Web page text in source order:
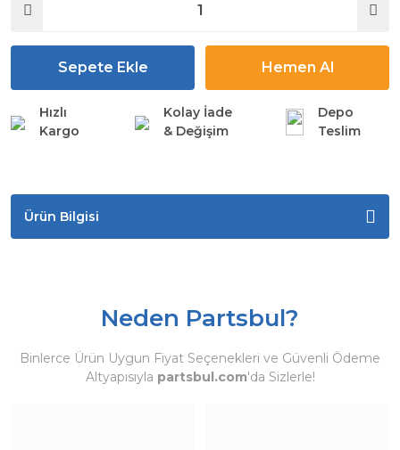
Sepete Ekle Hemen Al
Hızlı
Kargo
Kolay İade
& Değişim
Depo
Teslim
Ürün Bilgisi
Neden Partsbul?
Binlerce Ürün Uygun Fiyat Seçenekleri ve Güvenli Ödeme
Altyapısıyla partsbul.com'da Sizlerle!